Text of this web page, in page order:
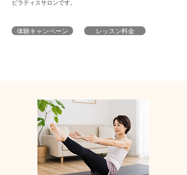
ピラティスサロンです。
体験キャンペーン レッスン料金